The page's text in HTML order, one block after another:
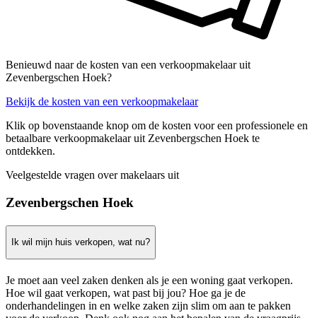
Benieuwd naar de kosten van een verkoopmakelaar uit
Zevenbergschen Hoek?
Bekijk de kosten van een verkoopmakelaar
Klik op bovenstaande knop om de kosten voor een professionele en
betaalbare verkoopmakelaar uit Zevenbergschen Hoek te
ontdekken.
Veelgestelde vragen over makelaars uit
Zevenbergschen Hoek
Ik wil mijn huis verkopen, wat nu?
Je moet aan veel zaken denken als je een woning gaat verkopen.
Hoe wil gaat verkopen, wat past bij jou? Hoe ga je de
onderhandelingen in en welke zaken zijn slim om aan te pakken